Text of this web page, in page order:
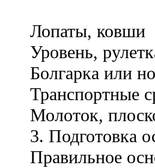
Лопаты, ковши
Уровень,
Болгарка или
Транспортные
Молоток,
3. Подготовка
Правильное